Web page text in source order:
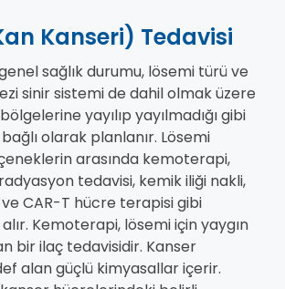
Kanseri) Tedavisi
sağlık durumu, lösemi türü ve
sinir sistemi de dahil olmak üzere
yayılıp yayılmadığı gibi
olarak planlanır. Lösemi
arasında kemoterapi,
tedavisi, kemik iliği nakli,
CAR-T hücre terapisi gibi
Kemoterapi, lösemi için yaygın
bir ilaç tedavisidir. Kanser
alan güçlü kimyasallar içerir.